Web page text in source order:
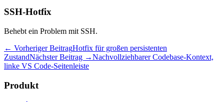
SSH-Hotfix
Behebt ein Problem mit SSH.
← Vorheriger BeitragHotfix für großen persistenten
ZustandNächster Beitrag →Nachvollziehbarer Codebase-Kontext,
linke VS Code-Seitenleiste
Produkt